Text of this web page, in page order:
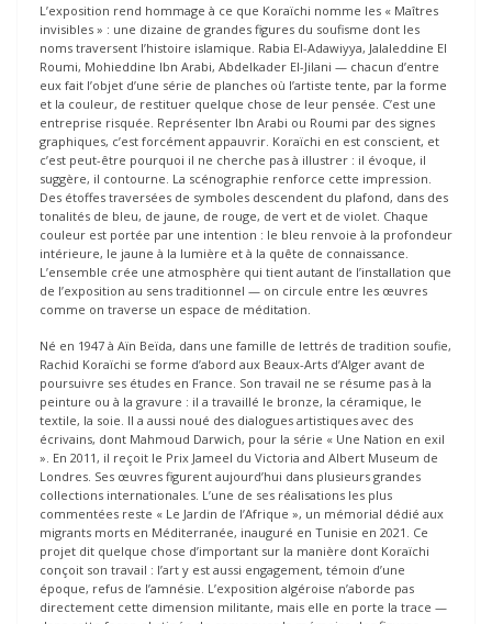
L’exposition rend hommage à ce que Koraïchi nomme les « Maîtres
invisibles » : une dizaine de grandes figures du soufisme dont les
noms traversent l’histoire islamique. Rabia El-Adawiyya, Jalaleddine El
Roumi, Mohieddine Ibn Arabi, Abdelkader El-Jilani — chacun d’entre
eux fait l’objet d’une série de planches où l’artiste tente, par la forme
et la couleur, de restituer quelque chose de leur pensée. C’est une
entreprise risquée. Représenter Ibn Arabi ou Roumi par des signes
graphiques, c’est forcément appauvrir. Koraïchi en est conscient, et
c’est peut-être pourquoi il ne cherche pas à illustrer : il évoque, il
suggère, il contourne. La scénographie renforce cette impression.
Des étoffes traversées de symboles descendent du plafond, dans des
tonalités de bleu, de jaune, de rouge, de vert et de violet. Chaque
couleur est portée par une intention : le bleu renvoie à la profondeur
intérieure, le jaune à la lumière et à la quête de connaissance.
L’ensemble crée une atmosphère qui tient autant de l’installation que
de l’exposition au sens traditionnel — on circule entre les œuvres
comme on traverse un espace de méditation.
Né en 1947 à Aïn Beïda, dans une famille de lettrés de tradition soufie,
Rachid Koraïchi se forme d’abord aux Beaux-Arts d’Alger avant de
poursuivre ses études en France. Son travail ne se résume pas à la
peinture ou à la gravure : il a travaillé le bronze, la céramique, le
textile, la soie. Il a aussi noué des dialogues artistiques avec des
écrivains, dont Mahmoud Darwich, pour la série « Une Nation en exil
». En 2011, il reçoit le Prix Jameel du Victoria and Albert Museum de
Londres. Ses œuvres figurent aujourd’hui dans plusieurs grandes
collections internationales. L’une de ses réalisations les plus
commentées reste « Le Jardin de l’Afrique », un mémorial dédié aux
migrants morts en Méditerranée, inauguré en Tunisie en 2021. Ce
projet dit quelque chose d’important sur la manière dont Koraïchi
conçoit son travail : l’art y est aussi engagement, témoin d’une
époque, refus de l’amnésie. L’exposition algéroise n’aborde pas
directement cette dimension militante, mais elle en porte la trace —